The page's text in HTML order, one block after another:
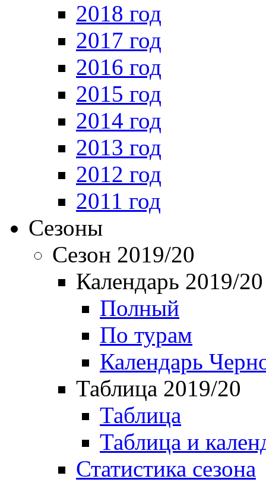
2018 год
2017 год
2016 год
2015 год
2014 год
2013 год
2012 год
2011 год
Сезоны
Сезон 2019/20
Календарь 2019/20
Полный
По турам
Календарь
Таблица 2019/20
Таблица
Таблица и
Статистика сезона